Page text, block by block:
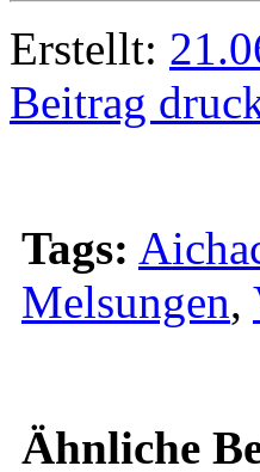
Erstellt:
Beitrag
Tags:
Melsungen,
Ähnliche